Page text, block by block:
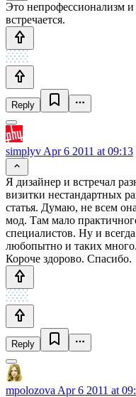
Это непрофессионализм
встречается.
Reply
simplyv Apr 6 2011 at 09:13
Я дизайнер и встречал
визитки нестандартных
статья. Думаю, не всем
мод. Там мало
специалистов. Ну и
любопытно и таких много.
Короче здорово. Спасибо.
Reply
mpolozova Apr 6 2011 at